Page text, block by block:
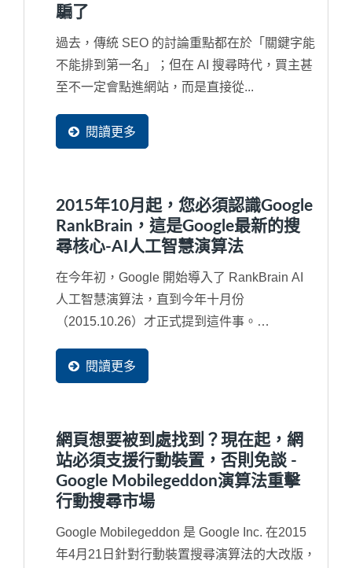
騙了
過去，傳統 SEO 的討論重點都在於「關鍵字能
不能排到第一名」；但在 AI 搜尋時代，買主甚
至不一定會點進網站，而是直接從...
閱讀更多
2015年10月起，您必須認識Google
RankBrain，這是Google最新的搜
尋核心-AI人工智慧演算法
在今年初，Google 開始導入了 RankBrain AI
人工智慧演算法，直到今年十月份
（2015.10.26）才正式提到這件事。
閱讀更多
網頁想要被到處找到？現在起，網
站必須支援行動裝置，否則免談 -
Google Mobilegeddon演算法重擊
行動搜尋市場
Google Mobilegeddon 是 Google Inc. 在2015
年4月21日針對行動裝置搜尋演算法的大改版，